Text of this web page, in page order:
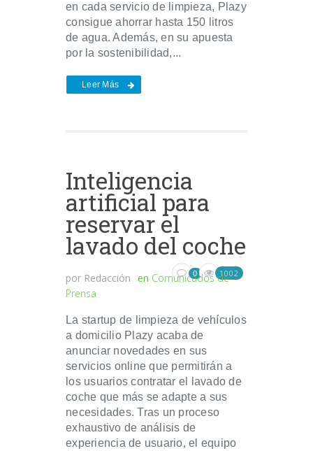
en cada servicio de limpieza, Plazy
consigue ahorrar hasta 150 litros
de agua. Además, en su apuesta
por la sostenibilidad,...
Leer Más
Inteligencia
artificial para
reservar el
lavado del coche
por Redacción en Comunicados de
Prensa
0 1002
La startup de limpieza de vehículos
a domicilio Plazy acaba de
anunciar novedades en sus
servicios online que permitirán a
los usuarios contratar el lavado de
coche que más se adapte a sus
necesidades. Tras un proceso
exhaustivo de análisis de
experiencia de usuario, el equipo